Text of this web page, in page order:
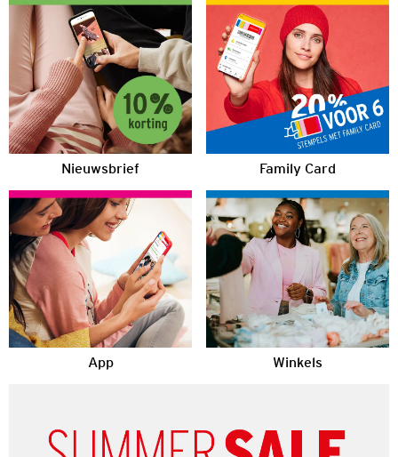
Nieuwsbrief Family Card
App Winkels